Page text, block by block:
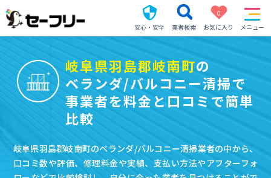
安心・安全 業者検索
0
お気に入り
メニュー
岐阜県羽島郡岐南町の
ベランダ/バルコニー清掃で
事業者を料金と口コミで簡単
比較
岐阜県羽島郡岐南町のベランダ/バルコニー清掃業者の中から、
口コミ数や評価、修理料金や実績、支払い方法やアフターフォ